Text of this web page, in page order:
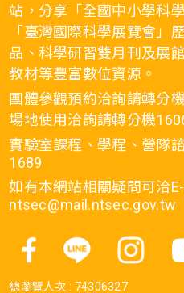
站，分享「全國中小學科
「臺灣國際科學展覽會」
品、科學研習雙月刊及展
教材等豐富數位資源。
團體參觀預約洽詢請轉分
場地使用洽詢請轉分機
實驗室課程、學程、營隊
1689
如有本網站相關疑問可洽E-
ntsec@mail.ntsec.gov.tw
總瀏覽人次 : 74306327